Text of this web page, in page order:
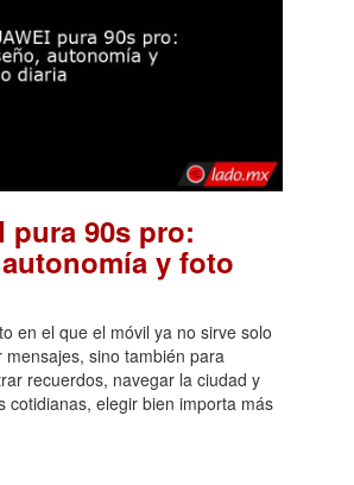
pura 90s pro:
y foto
en el que el móvil ya no sirve solo
mensajes, sino también para
recuerdos, navegar la ciudad y
cotidianas, elegir bien importa más